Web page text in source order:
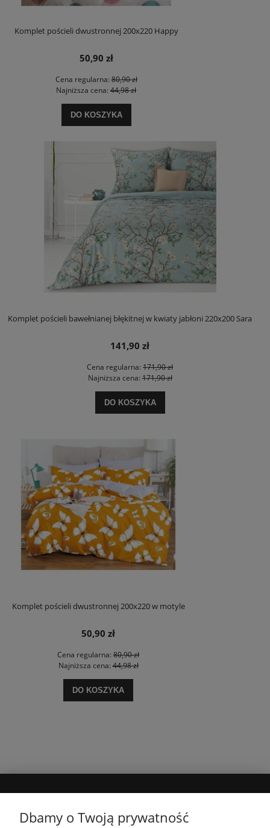
Komplet pościeli dwustronnej 200x220 Happy
50,90 zł
Cena regularna:80,90 zł
Najniższa cena: 44,98 zł
DO KOSZYKA
Komplet pościeli bawełnianej błękitnej w kwiaty jabłoni 220x200 Sara
141,90 zł
Cena regularna: 171,90 zł
Najniższa cena:171,90 zł
DO KOSZYKA
Komplet pościeli dwustronnej 200x220 w motyle
50,90 zł
Cena regularna: 80,90 zł
Najniższa cena:44,98 zł
DO KOSZYKA
Dbamy o Twoją prywatność